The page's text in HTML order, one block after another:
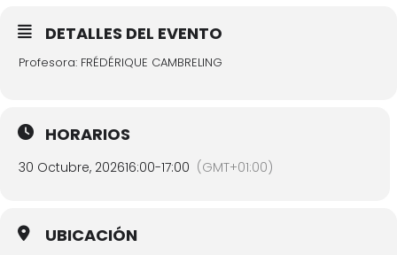
DETALLES DEL EVENTO
Profesora: FRÉDÉRIQUE CAMBRELING
HORARIOS
30 Octubre, 202616:00-17:00 (GMT+01:00)
UBICACIÓN